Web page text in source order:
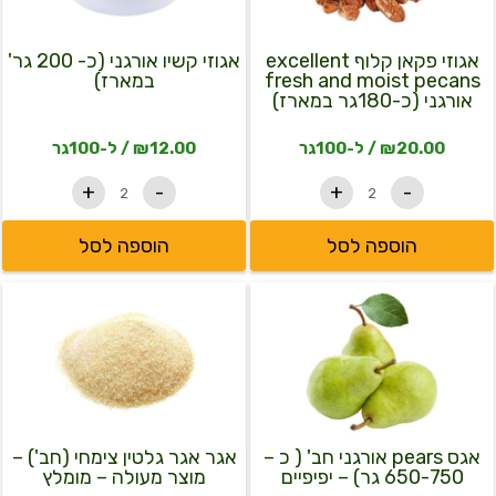
אגוזי פקאן קלוף excellent
fresh and moist pecans
אורגני (כ-180גר במארז)
₪20.00 / ל-100גר
-
fresh
moist
pecans
אורגני
(כ-180גר
+
הוספה לסל
סוגים.
לבחור
את
בעמוד
המוצר
אגוזי קשיו אורגני (כ- 200 גר'
במארז)
₪12.00 / ל-100גר
-
200
במארז)
+
הוספה לסל
סוגים.
לבחור
את
בעמוד
המוצר
אגס pears אורגני חב' ( כ –
650-750 גר) – יפיפיים
כמות
של
אגס
pears
אורגני
חב'
(
כ
-
650-
750
אגר אגר גלטין צימחי (חב') –
מוצר מעולה – מומלץ
של
אגר
אגר
גלטין
צימחי
(חב')
מוצר
מעולה
-